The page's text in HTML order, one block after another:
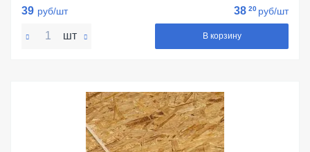
39 руб/шт 38 20 руб/шт
шт В корзину